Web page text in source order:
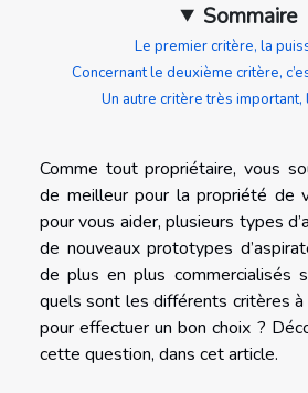
Sommaire
Le premier critère, la
Concernant le deuxième critère,
Un autre critère très important,
Comme tout propriétaire, vous
de meilleur pour la propriété de
pour vous aider, plusieurs types
de nouveaux prototypes
de plus en plus commercialisés
quels sont les différents critères
pour effectuer un bon choix ?
cette question, dans cet article.